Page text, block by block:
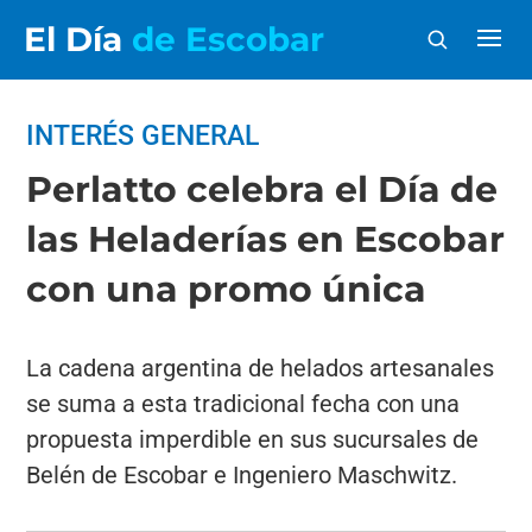
El Día de Escobar
INTERÉS GENERAL
Perlatto celebra el Día de
las Heladerías en Escobar
con una promo única
La cadena argentina de helados artesanales
se suma a esta tradicional fecha con una
propuesta imperdible en sus sucursales de
Belén de Escobar e Ingeniero Maschwitz.